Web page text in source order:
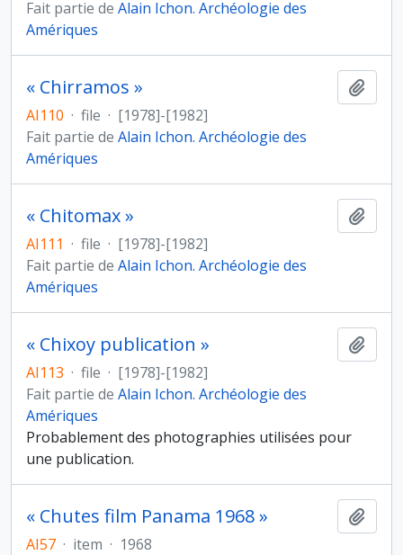
Fait partie de Alain Ichon. Archéologie des
Amériques
« Chirramos »
AI110 · file · [1978]-[1982]
Fait partie de Alain Ichon. Archéologie des
Amériques
« Chitomax »
AI111 · file · [1978]-[1982]
Fait partie de Alain Ichon. Archéologie des
Amériques
« Chixoy publication »
AI113 · file · [1978]-[1982]
Fait partie de Alain Ichon. Archéologie des
Amériques
Probablement des photographies utilisées pour
une publication.
« Chutes film Panama 1968 »
AI57 · item · 1968